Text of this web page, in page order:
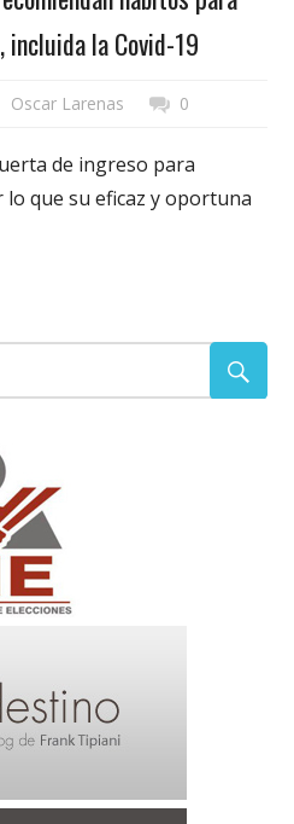
incluida la Covid-19
Oscar Larenas 0
de ingreso para
que su eficaz y oportuna